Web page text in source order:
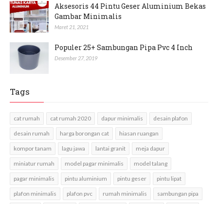
Aksesoris 44 Pintu Geser Aluminium Bekas
Gambar Minimalis
Maret 21, 2021
Populer 25+ Sambungan Pipa Pvc 4 Inch
Desember 27, 2019
Tags
cat rumah cat rumah 2020 dapur minimalis desain plafon
desain rumah harga borongan cat hiasan ruangan
kompor tanam lagu jawa lantai granit meja dapur
miniatur rumah model pagar minimalis model talang
pagar minimalis pintu aluminium pintu geser pintu lipat
plafon minimalis plafon pvc rumah minimalis sambungan pipa